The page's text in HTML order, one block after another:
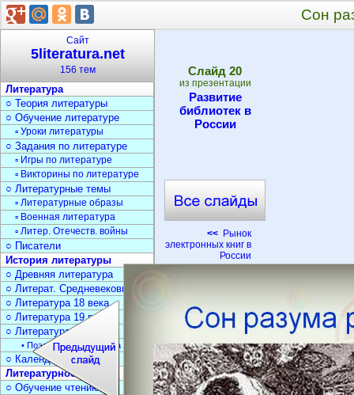
Сон
Cлайд 20
из презентации
Развитие
библиотек в
России
<< Рынок
электронных книг в
России
Сайт
5literatura.net
156 тем
Литература
○ Теория литературы
○ Обучение литературе
▫ Уроки литературы
○ Задания по литературе
▫ Игры по литературе
▫ Викторины по литературе
○ Литературные темы
▫ Литературные образы
▫ Военная литература
▫ Литер. Отечеств. войны
○ Писатели
История литературы
○ Древняя литература
○ Литерат. Средневековья
○ Литература 18 века
○ Литература 19 века
○ Литература 20 века
• Поэзия Серебрян. века
○ Календарь дат
Литературное чтение
○ Обучение чтению